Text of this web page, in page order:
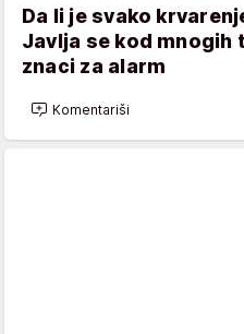
Da li je svako
Javlja se kod mnogih
znaci za alarm
Komentariši